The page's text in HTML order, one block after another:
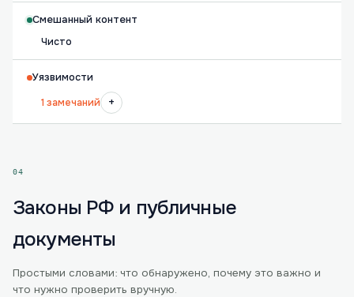
Смешанный контент
Чисто
Уязвимости
1 замечаний
+
04
Законы РФ и публичные
документы
Простыми словами: что обнаружено, почему это важно и
что нужно проверить вручную.